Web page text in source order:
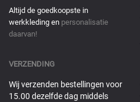
Altijd de goedkoopste in
werkkleding en personalisatie
daarvan!
VERZENDING
Wij verzenden bestellingen voor
15.00 dezelfde dag middels